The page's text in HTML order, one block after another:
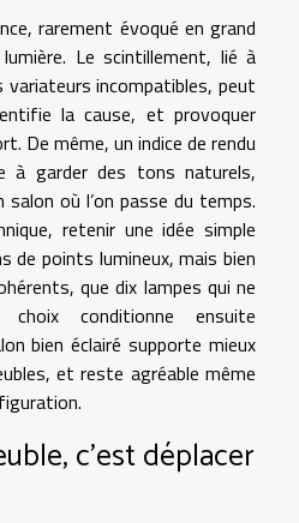
rarement évoqué en grand
Le scintillement, lié à
variateurs incompatibles, peut
la cause, et provoquer
De même, un indice de rendu
à garder des tons naturels,
où l’on passe du temps.
retenir une idée simple
points lumineux, mais bien
que dix lampes qui ne
conditionne ensuite
bien éclairé supporte mieux
et reste agréable même
c’est déplacer